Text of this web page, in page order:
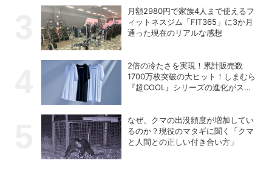
月額2980円で家族4人まで使えるフ
ィットネスジム「FIT365」に3か月
通った現在のリアルな感想
2倍の冷たさを実現！累計販売数
1700万枚突破の大ヒット！しまむら
『超COOL』シリーズの進化がスゴ
なぜ、クマの出没頻度が増加してい
るのか？現役のマタギに聞く「クマ
と人間との正しい付き合い方」